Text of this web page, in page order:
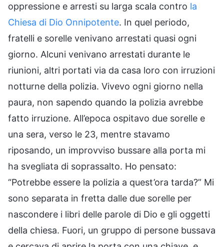
oppressione e arresti su larga scala contro la
Chiesa di Dio Onnipotente. In quel periodo,
fratelli e sorelle venivano arrestati quasi ogni
giorno. Alcuni venivano arrestati durante le
riunioni, altri portati via da casa loro con irruzioni
notturne della polizia. Vivevo ogni giorno nella
paura, non sapendo quando la polizia avrebbe
fatto irruzione. All’epoca ospitavo due sorelle e
una sera, verso le 23, mentre stavamo
riposando, un improvviso bussare alla porta mi
ha svegliata di soprassalto. Ho pensato:
“Potrebbe essere la polizia a quest’ora tarda?” Mi
sono separata in fretta dalle due sorelle per
nascondere i libri delle parole di Dio e gli oggetti
della chiesa. Fuori, un gruppo di persone bussava